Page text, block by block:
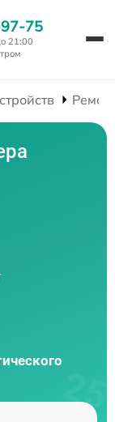
75
21:00